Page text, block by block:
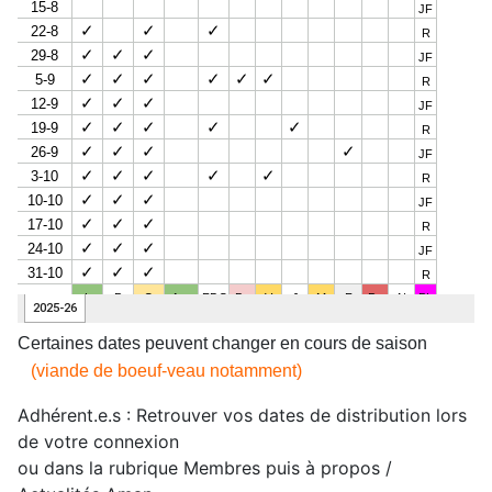
jeunes plants de chou qui sont grillés et ne
reprendront pas. Je suis entrain de voir avec mon
producteur de plans pour en récupérer ... pas
facile car tout le monde lui saute dessus, à savoir
cette année, j'arrose plus que l'année dernière :
vive la facture d'eau 😱. Les aubergine sont
remplies de pucerons donc en traitement j'utilise
du savon noir. Nous avons pu repiquer les
poireaux à la machine, les tomates sont belles, les
concombres arrivent doucement mais sûrement
les artichauts sont partis, mais pas encore assez
pour bien garnir notre panier 😯 mais soyez
patients.
Certaines dates peuvent changer en cours de saison
(viande de boeuf-veau notamment)
Adhérent.e.s : Retrouver vos dates de distribution lors
de votre connexion
ou dans la rubrique Membres puis à propos /